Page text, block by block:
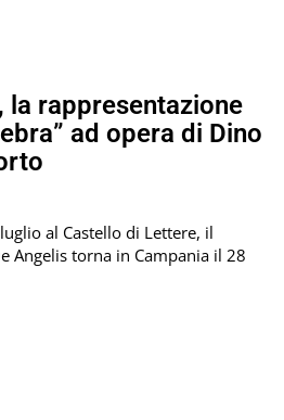
la rappresentazione
ad opera di Dino
al Castello di Lettere, il
Angelis torna in Campania il 28